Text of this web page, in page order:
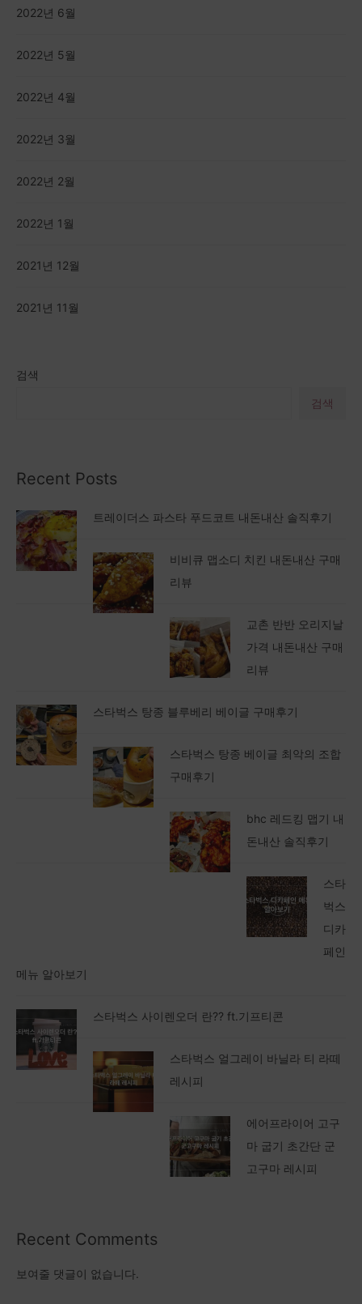
검색
검색
Recent Posts
트레이더스 파스타 푸드코트 내돈내산 솔직후기
비비큐 맵소디 치킨 내돈내산 구매
리뷰
교촌 반반 오리지날
가격 내돈내산 구매
리뷰
스타벅스 탕종 블루베리 베이글 구매후기
스타벅스 탕종 베이글 최악의 조합
구매후기
bhc 레드킹 맵기 내
돈내산 솔직후기
스타
벅스
디카
페인
메뉴 알아보기
스타벅스 사이렌오더 란?? ft.기프티콘
스타벅스 얼그레이 바닐라 티 라떼
레시피
에어프라이어 고구
마 굽기 초간단 군
고구마 레시피
Recent Comments
보여줄 댓글이 없습니다.
2022년 6월
2022년 5월
2022년 4월
2022년 3월
2022년 2월
2022년 1월
2021년 12월
2021년 11월